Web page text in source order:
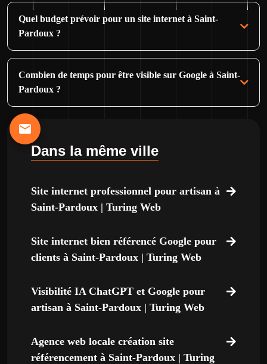
Quel budget prévoir pour un site internet à Saint-
Pardoux ?
Combien de temps pour être visible sur Google à Saint-
Pardoux ?
Dans la même ville
Site internet professionnel pour artisan à
Saint-Pardoux | Turing Web
Site internet bien référencé Google pour
clients à Saint-Pardoux | Turing Web
Visibilité IA ChatGPT et Google pour
artisan à Saint-Pardoux | Turing Web
Agence web locale création site
référencement à Saint-Pardoux | Turing